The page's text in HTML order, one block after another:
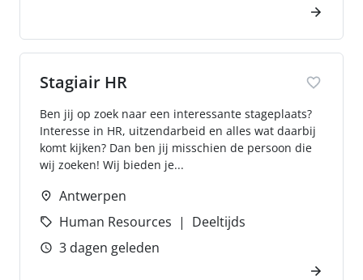
Stagiair HR
Ben jij op zoek naar een interessante stageplaats?
Interesse in HR, uitzendarbeid en alles wat daarbij
komt kijken? Dan ben jij misschien de persoon die
wij zoeken! Wij bieden je...
Antwerpen
Human Resources
Deeltijds
3 dagen geleden